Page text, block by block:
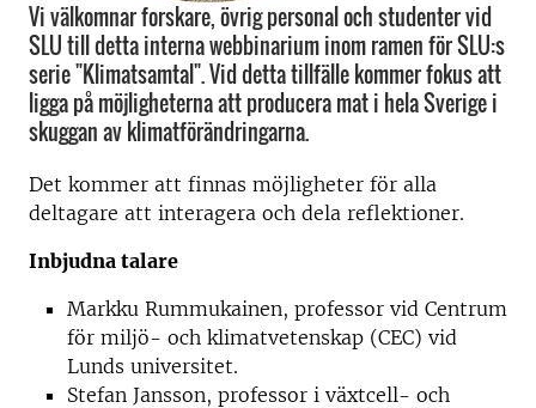
Vi välkomnar forskare, övrig personal och studenter vid
SLU till detta interna webbinarium inom ramen för SLU:s
serie "Klimatsamtal". Vid detta tillfälle kommer fokus att
ligga på möjligheterna att producera mat i hela Sverige i
skuggan av klimatförändringarna.
Det kommer att finnas möjligheter för alla
deltagare att interagera och dela reflektioner.
Inbjudna talare
Markku Rummukainen, professor vid Centrum
för miljö- och klimatvetenskap (CEC) vid
Lunds universitet.
Stefan Jansson, professor i växtcell- och